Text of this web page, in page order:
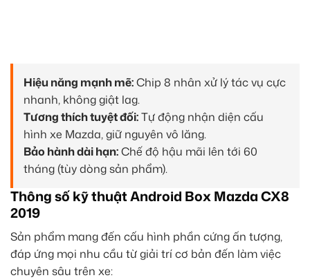
Hiệu năng mạnh mẽ:Chip 8 nhân xử lý tác vụ cực
nhanh, không giật lag.
Tương thích tuyệt đối:Tự động nhận diện cấu
hình xe Mazda, giữ nguyên vô lăng.
Bảo hành dài hạn:Chế độ hậu mãi lên tới 60
tháng (tùy dòng sản phẩm).
Thông số kỹ thuật Android Box Mazda CX8
2019
Sản phẩm mang đến cấu hình phần cứng ấn tượng,
đáp ứng mọi nhu cầu từ giải trí cơ bản đến làm việc
chuyên sâu trên xe: